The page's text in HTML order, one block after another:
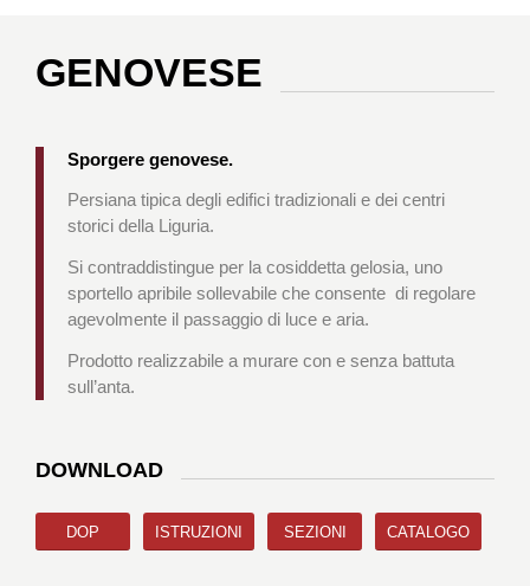
GENOVESE
Sporgere genovese.
Persiana tipica degli edifici tradizionali e dei centri
storici della Liguria.
Si contraddistingue per la cosiddetta gelosia, uno
sportello apribile sollevabile che consente di regolare
agevolmente il passaggio di luce e aria.
Prodotto realizzabile a murare con e senza battuta
sull’anta.
DOWNLOAD
DOP ISTRUZIONI SEZIONI CATALOGO